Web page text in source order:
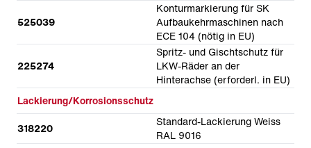
525039
Konturmarkierung für SK
Aufbaukehrmaschinen nach
ECE 104 (nötig in EU)
225274
Spritz- und Gischtschutz für
LKW-Räder an der
Hinterachse (erforderl. in EU)
Lackierung/Korrosionsschutz
318220
Standard-Lackierung Weiss
RAL 9016